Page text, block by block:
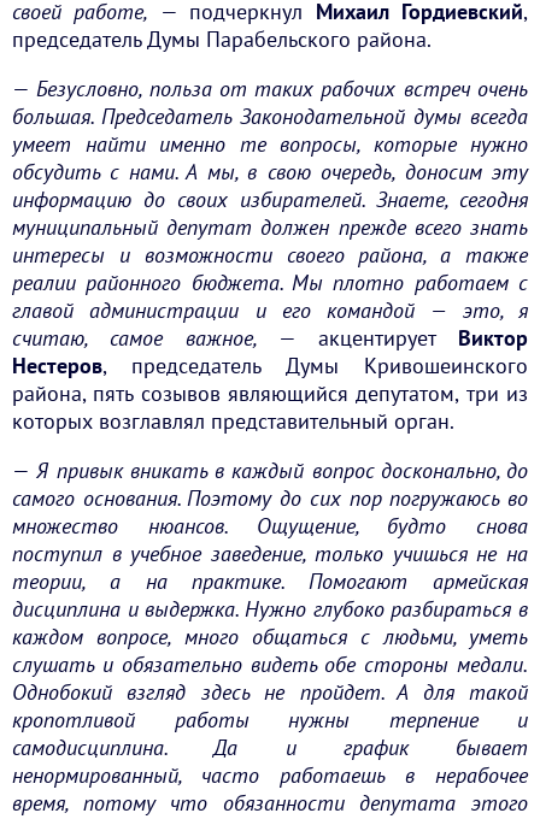
своей работе, — подчеркнул Михаил Гордиевский,
председатель Думы Парабельского района.
—Безусловно, польза от таких рабочих встреч очень
большая. Председатель Законодательной думы всегда
умеет найти именно те вопросы, которые нужно
обсудить с нами. А мы, в свою очередь, доносим эту
информацию до своих избирателей. Знаете, сегодня
муниципальный депутат должен прежде всего знать
интересы и возможности своего района, а также
реалии районного бюджета. Мы плотно работаем с
главой администрации и его командой — это, я
считаю, самое важное, — акцентирует Виктор
Нестеров, председатель Думы Кривошеинского
района, пять созывов являющийся депутатом, три из
которых возглавлял представительный орган.
—Я привык вникать в каждый вопрос досконально, до
самого основания. Поэтому до сих пор погружаюсь во
множество нюансов. Ощущение, будто снова
поступил в учебное заведение, только учишься не на
теории, а на практике. Помогают армейская
дисциплина и выдержка. Нужно глубоко разбираться в
каждом вопросе, много общаться с людьми, уметь
слушать и обязательно видеть обе стороны медали.
Однобокий взгляд здесь не пройдет. А для такой
кропотливой работы нужны терпение и
самодисциплина. Да и график бывает
ненормированный, часто работаешь в нерабочее
время, потому что обязанности депутата этого